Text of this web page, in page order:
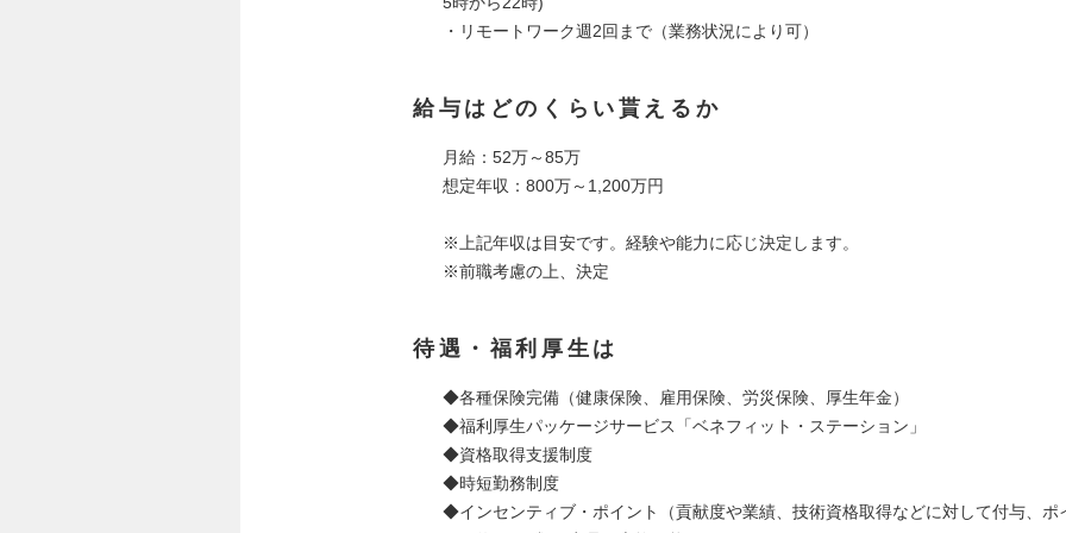
・リモートワーク週2回まで（業務状況により可）
給与はどのくらい貰えるか
月給：52万～85万
想定年収：800万～1,200万円
※上記年収は目安です。経験や能力に応じ決定します。
※前職考慮の上、決定
待遇・福利厚生は
◆各種保険完備（健康保険、雇用保険、労災保険、厚生年金）
◆福利厚生パッケージサービス「ベネフィット・ステーション」
◆資格取得支援制度
◆時短勤務制度
◆インセンティブ・ポイント（貢献度や業績、技術資格取得などに対して付与、ポ